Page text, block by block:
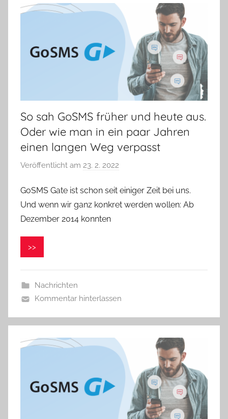
So sah GoSMS früher und heute aus.
Oder wie man in ein paar Jahren
einen langen Weg verpasst
Veröffentlicht am 23. 2. 2022
n
V
a
GoSMS Gate ist schon seit einiger Zeit bei uns.
Und wenn wir ganz konkret werden wollen: Ab
Dezember 2014 konnten
>>
Nachrichten
Kommentar hinterlassen